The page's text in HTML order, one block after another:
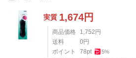
実質 1,674円
商品価格 1,752 円
送料
0 円
ポイント
78pt 5%